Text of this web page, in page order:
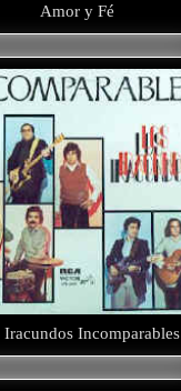
Amor y Fé
Iracundos Incomparables